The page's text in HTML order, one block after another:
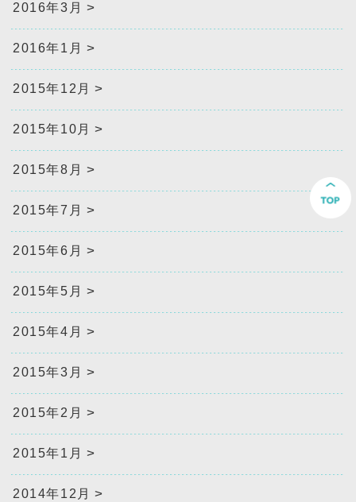
2016年3月
2016年1月
2015年12月
2015年10月
2015年8月
2015年7月
2015年6月
2015年5月
2015年4月
2015年3月
2015年2月
2015年1月
2014年12月